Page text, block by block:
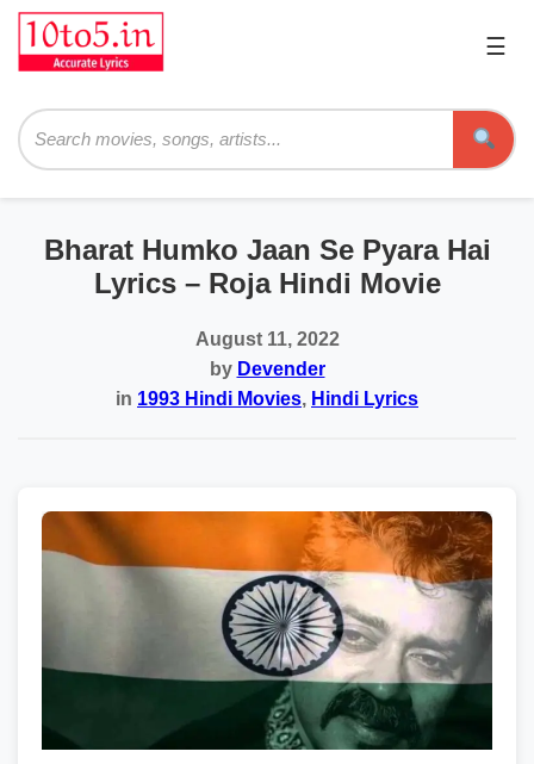
☰
Bharat Humko Jaan Se Pyara Hai
Lyrics – Roja Hindi Movie
August 11, 2022
by Devender
in 1993 Hindi Movies, Hindi Lyrics